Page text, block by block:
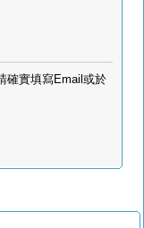
確實填寫Email或於